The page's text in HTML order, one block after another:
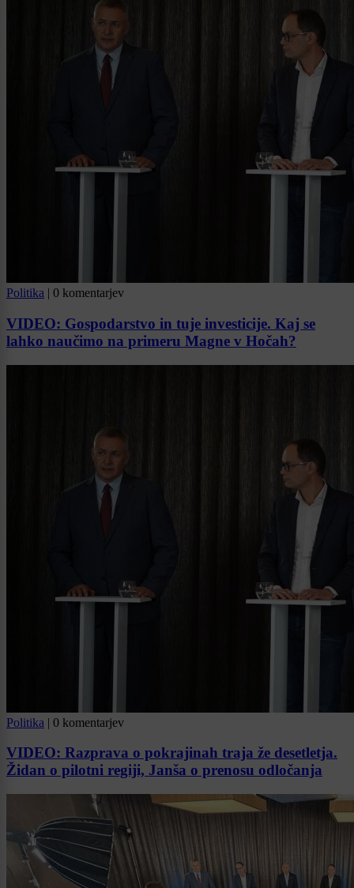
Politika | 0 komentarjev
VIDEO: Gospodarstvo in tuje investicije. Kaj se
lahko naučimo na primeru Magne v Hočah?
Politika | 0 komentarjev
VIDEO: Razprava o pokrajinah traja že desetletja.
Židan o pilotni regiji, Janša o prenosu odločanja